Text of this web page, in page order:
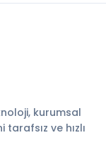
kurumsal
ve hızlı